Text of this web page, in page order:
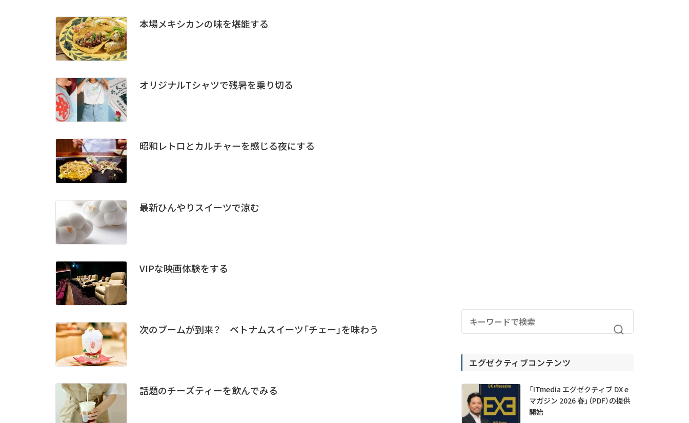
本場メキシカンの味を堪能する
オリジナルTシャツで残暑を乗り切る
昭和レトロとカルチャーを感じる夜にする
最新ひんやりスイーツで涼む
VIPな映画体験をする
次のブームが到来？ ベトナムスイーツ「チェー」を味わう
話題のチーズティーを飲んでみる
エグゼクティブコンテンツ
「ITmedia エグゼクティブ DX e
マガジン 2026 春」（PDF）の提供
開始